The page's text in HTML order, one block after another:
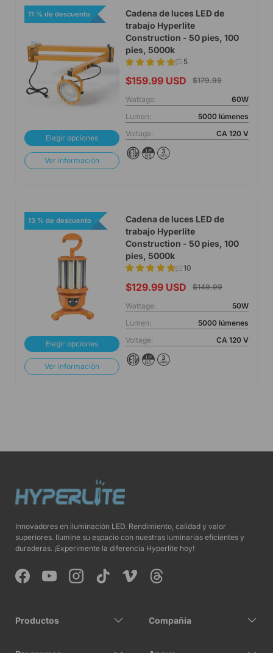
11 % de descuento
Elegir opciones
Ver información
Cadena de luces LED de
trabajo Hyperlite
Construction - 50 pies, 100
pies, 5000k
5
$159.99 USD $179.99
Wattage:
60W
Lumen:
5000 lúmenes
Voltage:
CA 120 V
13 % de descuento
Elegir opciones
Ver información
Cadena de luces LED de
trabajo Hyperlite
Construction - 50 pies, 100
pies, 5000k
10
$129.99 USD $149.99
Wattage:
50W
Lumen:
5000 lúmenes
Voltage:
CA 120 V
Innovadores en iluminación LED. Rendimiento, calidad y valor
superiores. Ilumine su espacio con nuestras luminarias eficientes y
duraderas. ¡Experimente la diferencia Hyperlite hoy!
FacebookYouTubeInstagramTikTok Vimeo Threads
Productos Compañía